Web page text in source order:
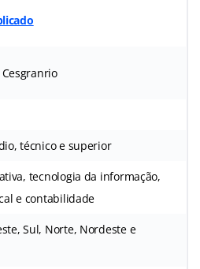
técnico e superior
tecnologia da informação,
e contabilidade
Sul, Norte, Nordeste e